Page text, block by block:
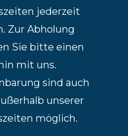
jederzeit
Zur Abholung
Sie bitte einen
mit uns.
sind auch
unserer
möglich.